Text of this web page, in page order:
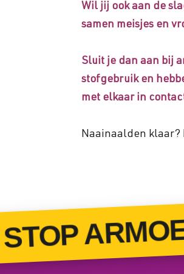
Wil jij ook aan de
samen meisjes en
Sluit je dan aan bij
stofgebruik en
met elkaar in
Naainaalden klaar?